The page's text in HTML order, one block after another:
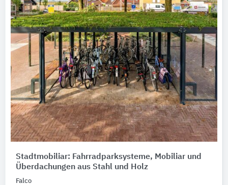
Stadtmobiliar: Fahrradparksysteme, Mobiliar und
Überdachungen aus Stahl und Holz
Falco